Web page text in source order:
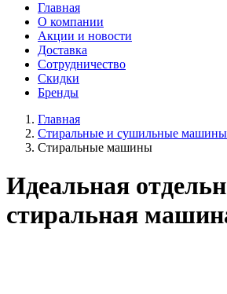
Главная
О компании
Акции и новости
Доставка
Сотрудничество
Скидки
Бренды
Главная
Стиральные и сушильные машины
Стиральные машины
Идеальная
стиральная